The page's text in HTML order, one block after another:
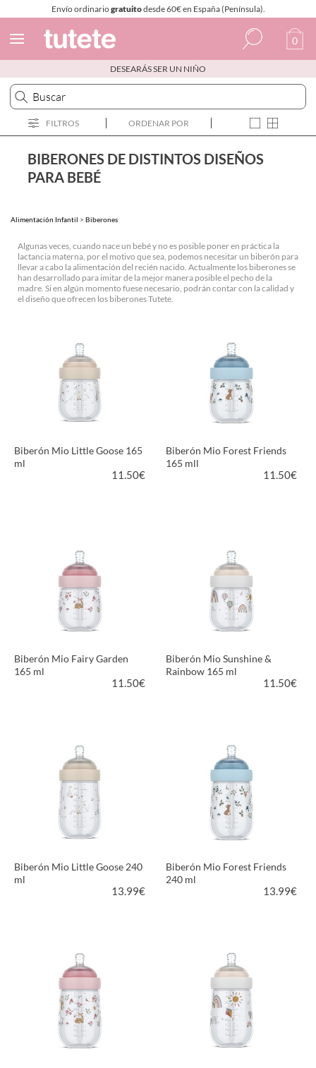
Envío ordinariogratuitodesde 60€ en España (Península).
Español
Italiano
Inglés
Portugués
Francés
0
DESEARÁS SER UN NIÑO
FILTROS ORDENAR POR
BIBERONES DE DISTINTOS DISEÑOS
PARA BEBÉ
Alimentación Infantil > Biberones
Algunas veces, cuando nace un bebé y no es posible poner en práctica la
lactancia materna, por el motivo que sea, podemos necesitar un biberón para
llevar a cabo la alimentación del recién nacido. Actualmente los biberones se
han desarrollado para imitar de la mejor manera posible el pecho de la
madre. Si en algún momento fuese necesario, podrán contar con la calidad y
el diseño que ofrecen los biberones Tutete.
Biberón Mio Little Goose 165
ml
11.50€
Biberón Mio Forest Friends
165 mll
11.50€
Biberón Mio Fairy Garden
165 ml
11.50€
Biberón Mio Sunshine &
Rainbow 165 ml
11.50€
Biberón Mio Little Goose 240
ml
13.99€
Biberón Mio Forest Friends
240 ml
13.99€